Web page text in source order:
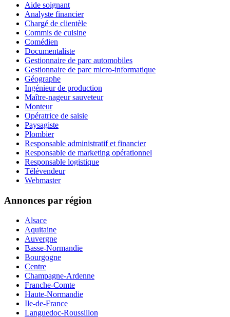
Aide soignant
Analyste financier
Chargé de clientèle
Commis de cuisine
Comédien
Documentaliste
Gestionnaire de parc automobiles
Gestionnaire de parc micro-informatique
Géographe
Ingénieur de production
Maître-nageur sauveteur
Monteur
Opératrice de saisie
Paysagiste
Plombier
Responsable administratif et financier
Responsable de marketing opérationnel
Responsable logistique
Télévendeur
Webmaster
Annonces par région
Alsace
Aquitaine
Auvergne
Basse-Normandie
Bourgogne
Centre
Champagne-Ardenne
Franche-Comte
Haute-Normandie
Ile-de-France
Languedoc-Roussillon